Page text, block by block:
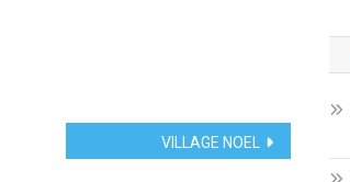
VILLAGE NOEL